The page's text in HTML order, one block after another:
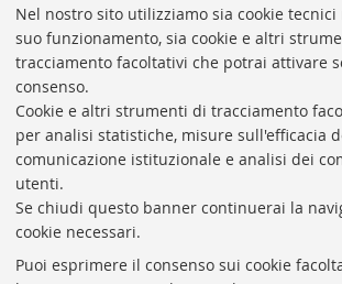
Nel nostro sito utilizziamo sia cookie
suo funzionamento, sia cookie e altri
tracciamento facoltativi che potrai attivare
consenso.
Cookie e altri strumenti di tracciamento
per analisi statistiche, misure sull'efficacia
comunicazione istituzionale e analisi dei
utenti.
Se chiudi questo banner continuerai la
cookie necessari.
Puoi esprimere il consenso sui cookie
Rubrica di Ateneo
Rss
Statistiche
Biblioteche di Ateneo